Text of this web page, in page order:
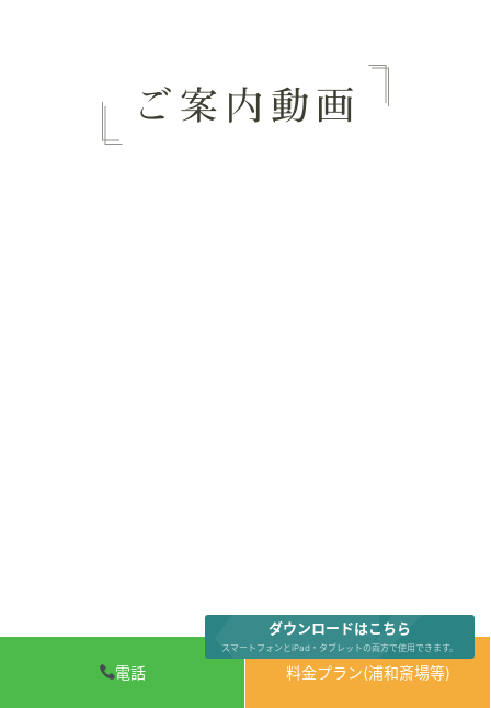
電話 料金プラン(浦和斎場等)
ダウンロードはこちら
スマートフォンとiPad・タブレットの両方で使用できます。